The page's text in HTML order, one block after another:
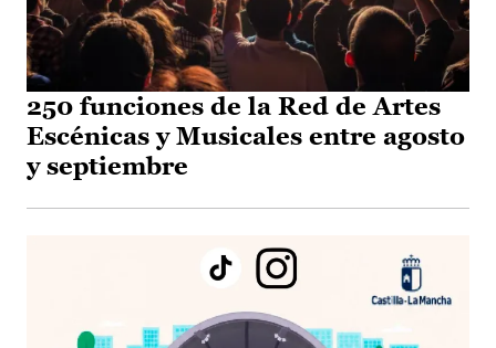
250 funciones de la Red de Artes
Escénicas y Musicales entre agosto
y septiembre